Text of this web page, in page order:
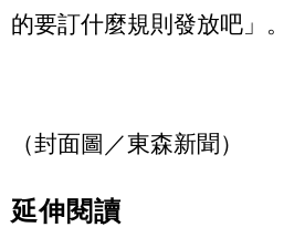
的要訂什麼規則發放吧」。
（封面圖／東森新聞）
延伸閱讀